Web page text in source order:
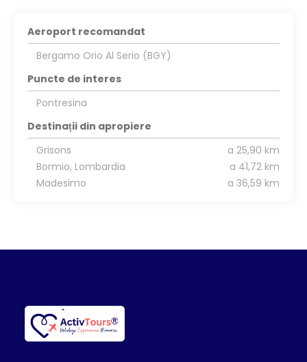
Aeroport recomandat
Bergamo Orio Al Serio (BGY)
Puncte de interes
Pontresina
Destinații din apropiere
Grisons
a 25,90 km
Bormio, Lombardia
a 41,72 km
Madesimo
a 36,59 km